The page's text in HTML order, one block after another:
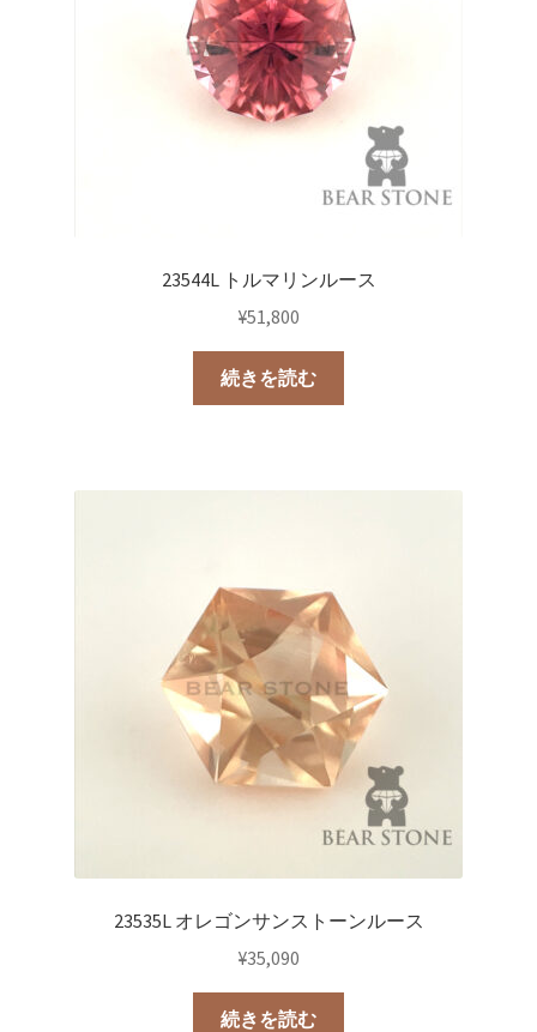
23544L トルマリンルース
¥51,800
続きを読む
23535L オレゴンサンストーンルース
¥35,090
続きを読む